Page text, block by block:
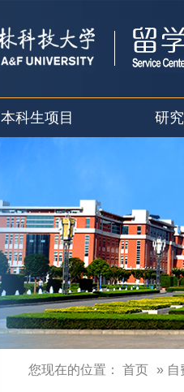
本科生项目 研
您现在的位置： 首页 » 自